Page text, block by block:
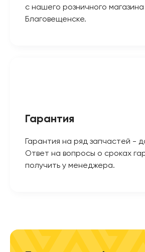
с нашего розничного магазина
Благовещенске.
Гарантия
Гарантия на ряд запчастей -
Ответ на вопросы о сроках
получить у менеджера.